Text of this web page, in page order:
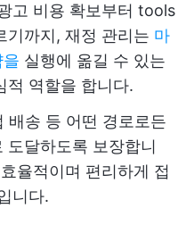
고 비용 확보부터 tools
기까지, 재정 관리는 마
실행에 옮길 수 있는
적 역할을 합니다.
배송 등 어떤 경로로든
도달하도록 보장합니
율적이며 편리하게 접
니다.